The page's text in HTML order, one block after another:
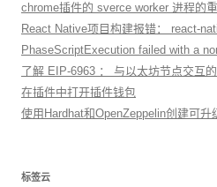
chrome插件的 sverce worker 进程的
React Native项目构建报错： react-
PhaseScriptExecution failed with a
了解 EIP-6963 ： 与以太坊节点交互
在插件中打开插件钱包
使用Hardhat和OpenZeppelin创建可升
标签云